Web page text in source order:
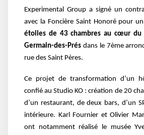
Experimental Group a signé un
avec la Foncière Saint Honoré pour
étoiles de 43 chambres au cœur du
Germain-des-Prés dans le 7ème
rue des Saint Pères.
Ce projet de transformation d’un
confié au Studio KO : création de 20
d’un restaurant, de deux bars, d’un
intérieure. Karl Fournier et Olivier
ont notamment réalisé le musée